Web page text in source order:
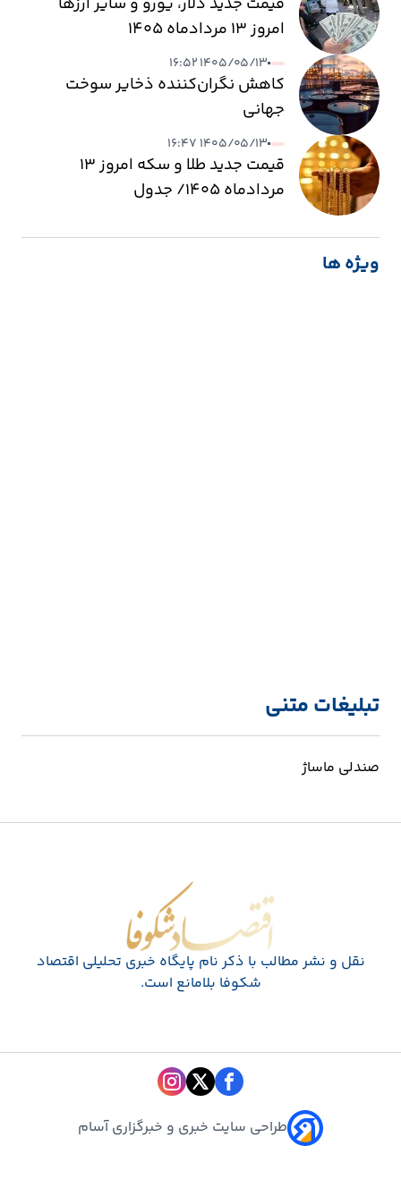
امروز ۱۳ مردادماه ۱۴۰۵
۱۴۰۵/۰۵/۱۳ ۱۶:۵۲
کاهش نگران‌کننده ذخایر سوخت
جهانی
۱۴۰۵/۰۵/۱۳ ۱۶:۴۷
قیمت جدید طلا و سکه امروز ۱۳
مردادماه ۱۴۰۵/ جدول
ویژه ها
تبلیغات متنی
صندلی ماساژ
اقتصاد شکوفا
نقل و نشر مطالب با ذکر نام پايگاه خبری تحليلی اقتصاد
شکوفا بلامانع است.
طراحی سایت خبری و خبرگزاری آسام